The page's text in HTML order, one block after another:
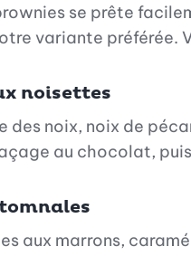
se prête
variante préférée.
noisettes
des noix, noix de
au chocolat,
aux marrons,